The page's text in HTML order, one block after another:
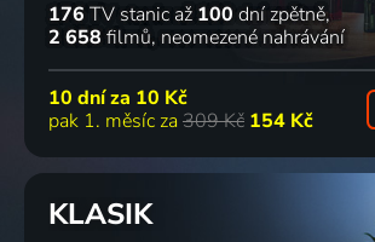
Polední
Sportovní
noviny
Sport, Zprávy
Zajímavosti
z regionů
Zprávy
Ranné
správy
2026 | Zprávy
38 dílů
Z
CNN This
176 TV stanic až 100 dní zpětně
2 658 filmů neomezené nahrávání
10 dní za 10 Kč
pak 1. měsíc za 309 Kč 154 Kč
KLASIK